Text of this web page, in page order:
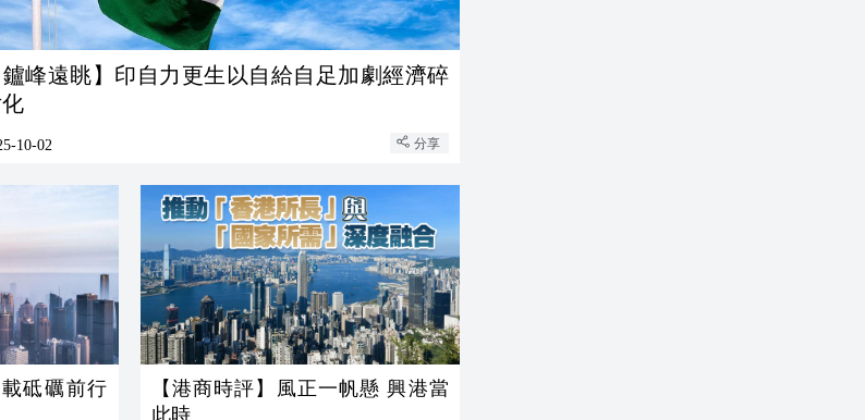
鑪峰遠眺】印自力更生以自給自足加劇經濟碎
10-02 分享
砥礪前行
【港商時評】風正一帆懸 興港當
此時